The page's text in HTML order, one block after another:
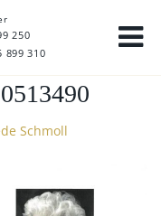
250
899 310
Schmoll